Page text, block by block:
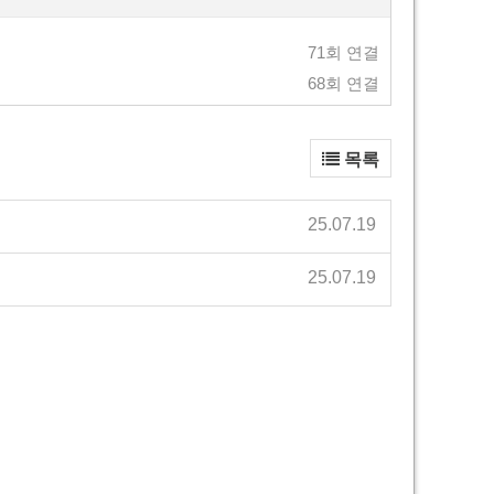
71회 연결
68회 연결
목록
25.07.19
25.07.19